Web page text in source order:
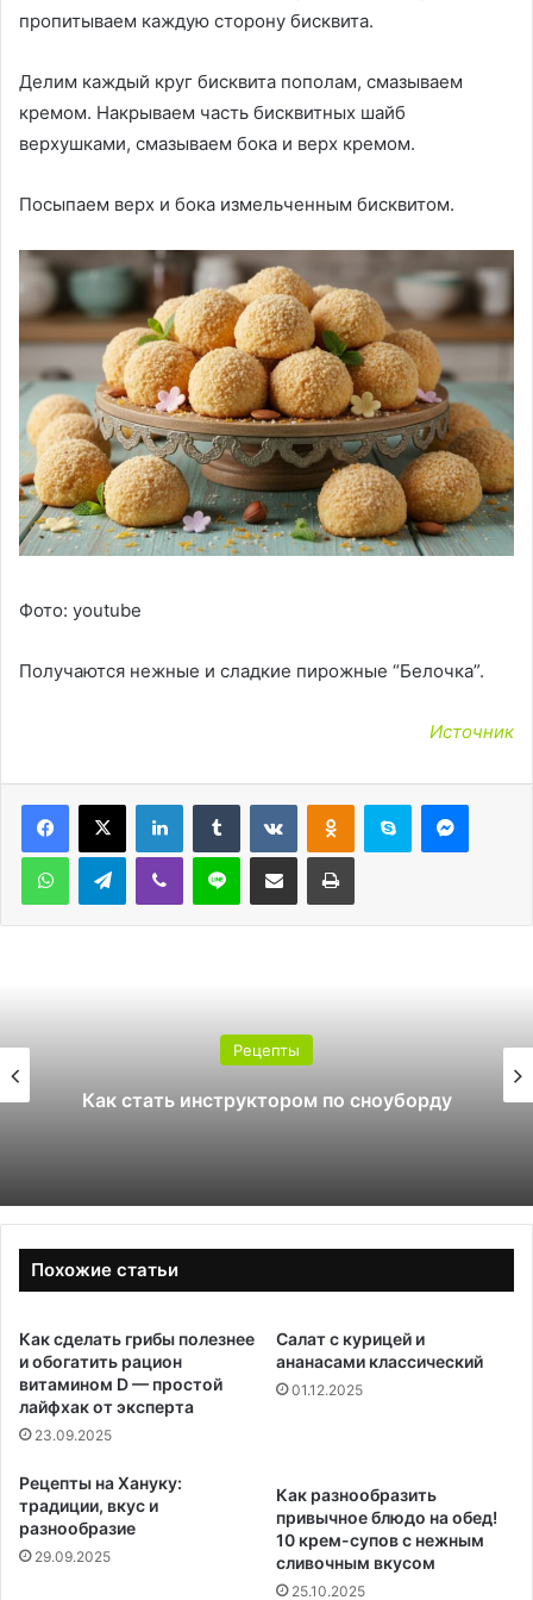
пропитываем каждую сторону бисквита.
Делим каждый круг бисквита пополам, смазываем
кремом. Накрываем часть бисквитных шайб
верхушками, смазываем бока и верх кремом.
Посыпаем верх и бока измельченным бисквитом.
Фото: youtube
Получаются нежные и сладкие пирожные “Белочка”.
Источник
LinkedInTumblr ВконтактеОдноклассники
Skype
WhatsAppTelegramViber Line Поделиться через электронную почту Печатать
Рецепты
Какой поликарбонат выбрать для
теплицы: 4 или 6 мм
Похожие статьи
Как сделать грибы полезнее
и обогатить рацион
витамином D — простой
лайфхак от эксперта
23.09.2025
Салат с курицей и
ананасами классический
01.12.2025
Рецепты на Хануку:
традиции, вкус и
разнообразие
29.09.2025
Как разнообразить
привычное блюдо на обед!
10 крем-супов с нежным
сливочным вкусом
25.10.2025